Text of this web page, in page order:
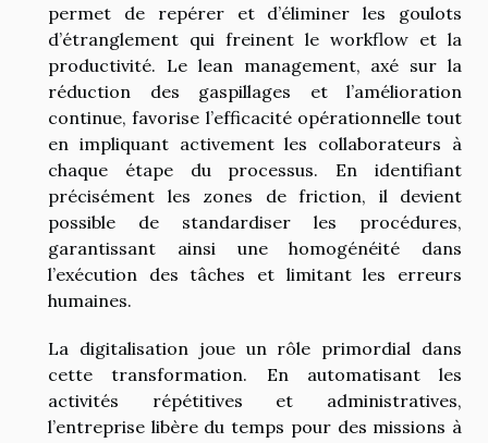
permet de repérer et d’éliminer les goulots
d’étranglement qui freinent le workflow et la
productivité. Le lean management, axé sur la
réduction des gaspillages et l’amélioration
continue, favorise l’efficacité opérationnelle tout
en impliquant activement les collaborateurs à
chaque étape du processus. En identifiant
précisément les zones de friction, il devient
possible de standardiser les procédures,
garantissant ainsi une homogénéité dans
l’exécution des tâches et limitant les erreurs
humaines.
La digitalisation joue un rôle primordial dans
cette transformation. En automatisant les
activités répétitives et administratives,
l’entreprise libère du temps pour des missions à